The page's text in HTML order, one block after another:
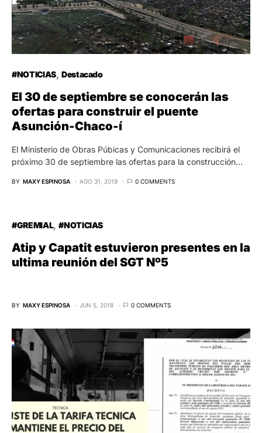
#NOTICIAS Destacado
El 30 de septiembre se conocerán las
ofertas para construir el puente
Asunción-Chaco-í
El Ministerio de Obras Púbicas y Comunicaciones recibirá el
próximo 30 de septiembre las ofertas para la construcción…
BY MAXY ESPINOSA AGO 31, 2019 0 COMMENTS
#GREMIAL #NOTICIAS
Atip y Capatit estuvieron presentes en la
ultima reunión del SGT Nº5
BY MAXY ESPINOSA JUN 5, 2018 0 COMMENTS